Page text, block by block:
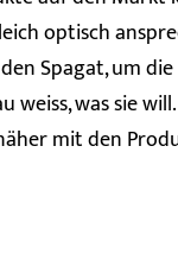
optisch
Spagat, um
weiss, was sie
mit den